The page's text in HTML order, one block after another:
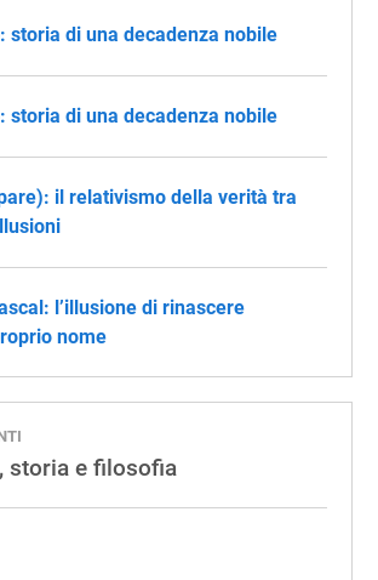
storia di una decadenza nobile
storia di una decadenza nobile
il relativismo della verità tra
l’illusione di rinascere
nome
storia e filosofia